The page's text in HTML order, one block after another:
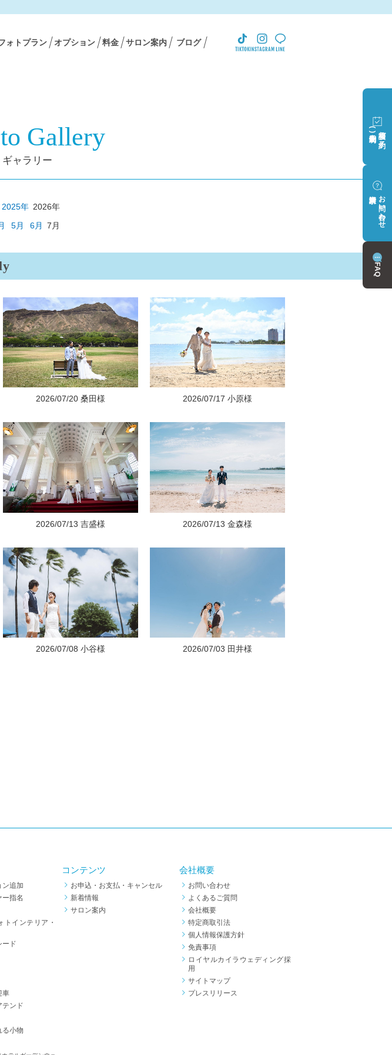
ォトプラン オプション 料金 サロン案内 ブログ
Gallery
ャラリー
2025年 2026年
5月 6月 7月
2026/07/20 桑田様 2026/07/17 小原様
2026/07/13 吉盛様 2026/07/13 金森様
2026/07/08 小谷様 2026/07/03 田井様
ン追加
ー指名
トインテリア・
ード
車
テンド
る小物
コンテンツ
お申込・お支払・キャンセル
新着情報
サロン案内
会社概要
お問い合わせ
よくあるご質問
会社概要
特定商取引法
個人情報保護方針
免責事項
ロイヤルカイラウェディング採
用
サイトマップ
プレスリリース
相談会ご予約
(完全予約制)
お問い合わせ
FAQ